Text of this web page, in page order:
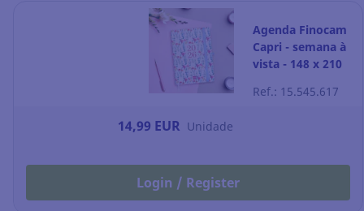
Agenda Finocam
Capri - semana à
vista - 148 x 210
Ref.: 15.545.617
14,99 EUR Unidade
Login / Register